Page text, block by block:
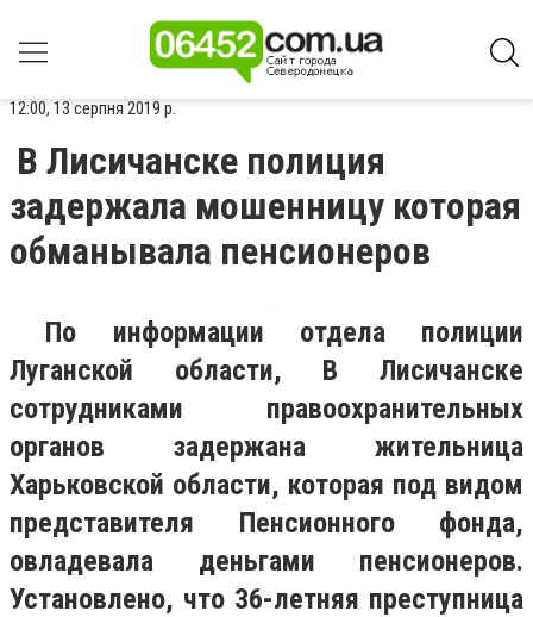
12:00, 13 серпня 2019 р.
В Лисичанске полиция
задержала мошенницу которая
обманывала пенсионеров
По информации отдела полиции
Луганской области, В Лисичанске
сотрудниками правоохранительных
органов задержана жительница
Харьковской области, которая под видом
представителя Пенсионного фонда,
овладевала деньгами пенсионеров.
Установлено, что 36-летняя преступница